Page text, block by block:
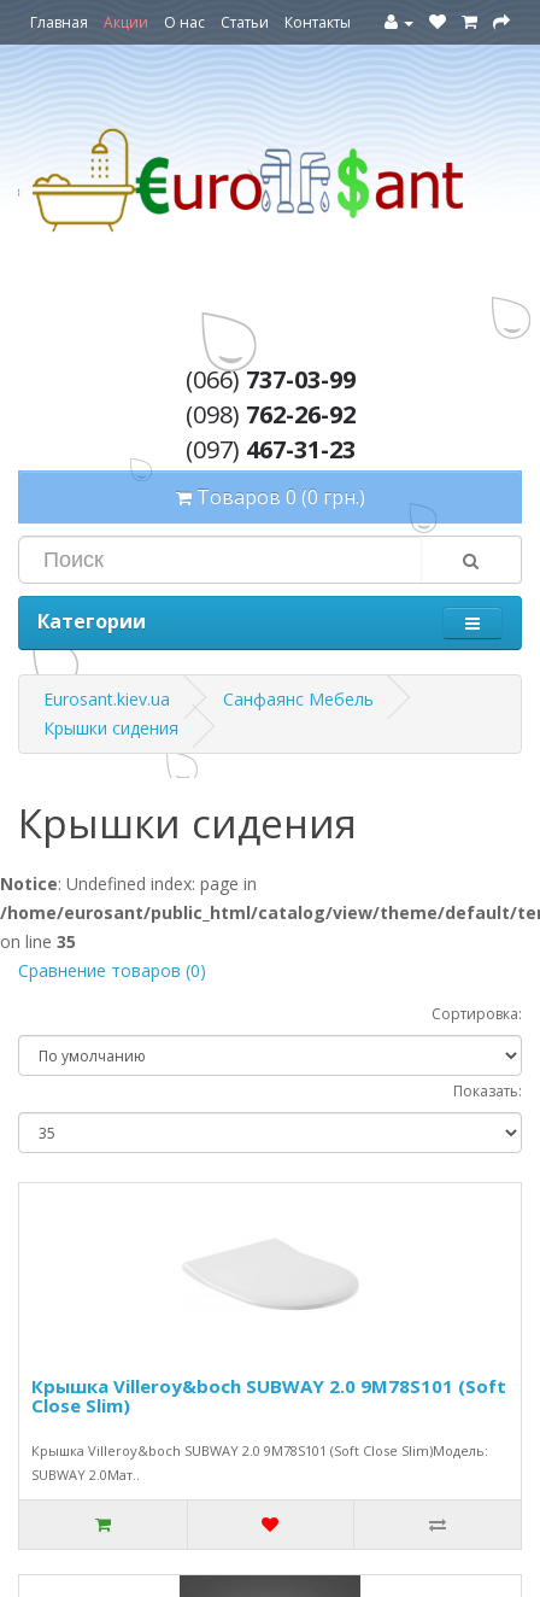
Главная Акции О нас Статьи Контакты
(066)737-03-99
(098) 762-26-92
(097) 467-31-23
Товаров 0 (0 грн.)
Категории
Eurosant.kiev.ua
Санфаянс Мебель
Крышки сидения
Крышки сидения
Notice: Undefined index: page in
/home/eurosant/public_html/catalog/view/theme/default/
on line 35
Сравнение товаров (0)
Сортировка:
Показать:
Крышка Villeroy&boch SUBWAY 2.0 9M78S101 (Soft
Close Slim)
Крышка Villeroy&boch SUBWAY 2.0 9M78S101 (Soft Close Slim)Модель:
SUBWAY 2.0Мат..